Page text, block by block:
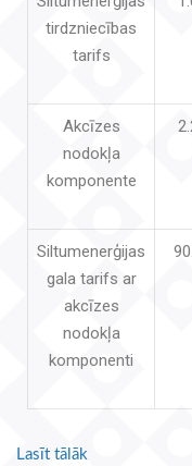
tirdzniecības
tarifs
Akcīzes
nodokļa
komponente
Siltumenerģijas
gala tarifs ar
akcīzes
nodokļa
komponenti
Lasīt tālāk